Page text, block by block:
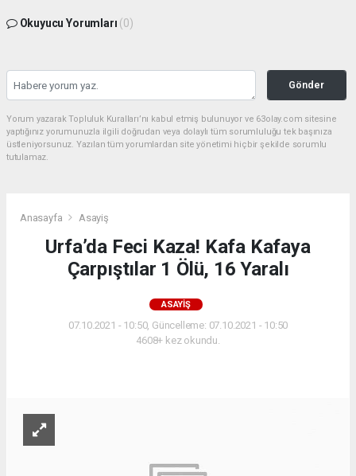
Okuyucu Yorumları (0)
Gönder
Yorum yazarak Topluluk Kuralları’nı kabul etmiş bulunuyor ve 63olay.com sitesine
yaptığınız yorumunuzla ilgili doğrudan veya dolaylı tüm sorumluluğu tek başınıza
üstleniyorsunuz. Yazılan tüm yorumlardan site yönetimi hiçbir şekilde sorumlu
tutulamaz.
Anasayfa Asayiş
Urfa’da Feci Kaza! Kafa Kafaya
Çarpıştılar 1 Ölü, 16 Yaralı
ASAYIŞ
07.10.2021 - 10:50, Güncelleme: 07.10.2021 - 10:50
4608+ kez okundu.